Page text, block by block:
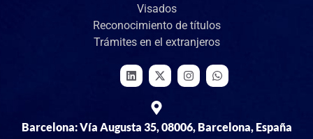
Visados
Reconocimiento de títulos
Trámites en el extranjeros
Barcelona: Vía Augusta 35, 08006, Barcelona, España